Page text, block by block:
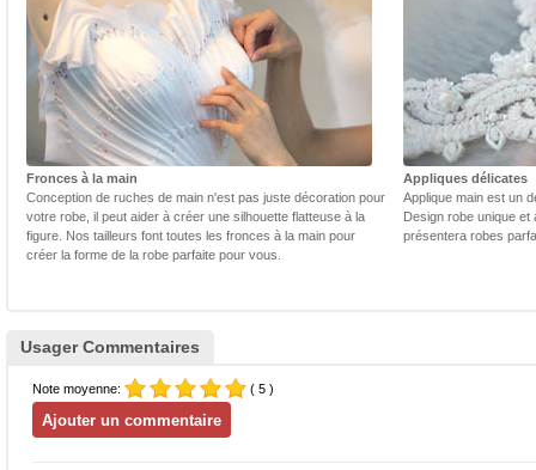
Fronces à la main
Conception de ruches de main n'est pas juste décoration pour
votre robe, il peut aider à créer une silhouette flatteuse à la
figure. Nos tailleurs font toutes les fronces à la main pour
créer la forme de la robe parfaite pour vous.
Appliques délicates
Applique main est un
Design robe unique
présentera robes
Usager Commentaires
Note moyenne: ( 5 )